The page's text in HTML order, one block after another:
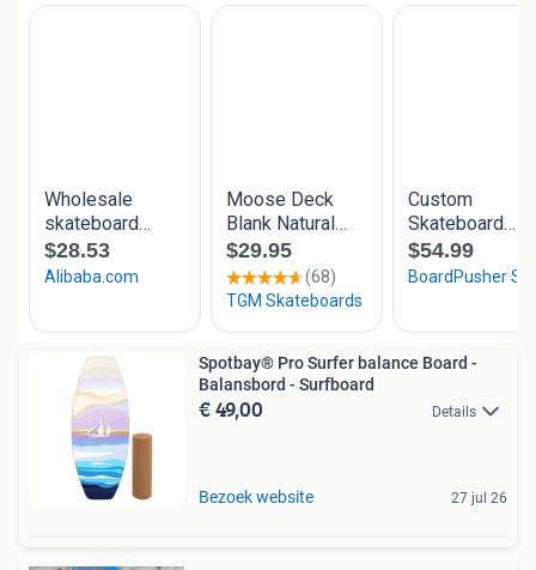
Spotbay® Pro Surfer balance Board -
Balansbord - Surfboard
€ 49,00 Details
Bezoek website 27 jul 26